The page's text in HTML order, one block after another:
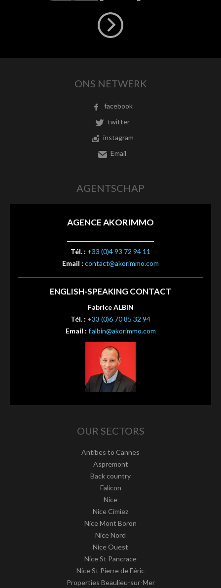
ONS NETWERK
facebook
twitter
instagram
Email
AGENTSCHAP
AGENCE AKORIMMO
Tél. : +33 (0)4 93 72 94 11
Email : contact@akorimmo.com
ENGLISH-SPEAKING CONTACT
Fabrice ALBIN
Tél. : +33 (0)6 70 85 32 94
Email : f.albin@akorimmo.com
OUR SECTORS
Antibes to Cannes
Aspremont
Back country
Falicon
Nice
Nice Cimiez
Nice Mont Boron
Nice Nord
Nice Ouest
Nice St Pancrace
Nice St Pierre de Féric
Properties Beaulieu-sur-Mer